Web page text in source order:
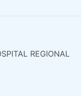
REGIONAL